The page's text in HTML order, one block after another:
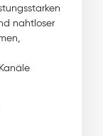
nahtloser